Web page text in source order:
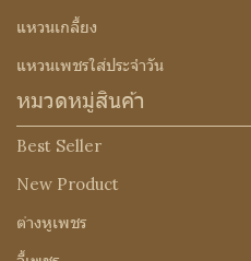
แหวนเกลี้ยง
แหวนเพชรใส่ประจำวัน
หมวดหมู่สินค้า
Best Seller
New Product
ต่างหูเพชร